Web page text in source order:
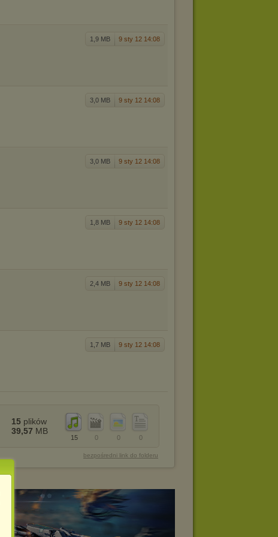
1,9 MB 9 sty 12 14:08
3,0 MB 9 sty 12 14:08
3,0 MB 9 sty 12 14:08
1,8 MB 9 sty 12 14:08
2,4 MB 9 sty 12 14:08
1,7 MB 9 sty 12 14:08
0
0
0
15
15 plików
39,57 MB
bezpośredni link do folderu